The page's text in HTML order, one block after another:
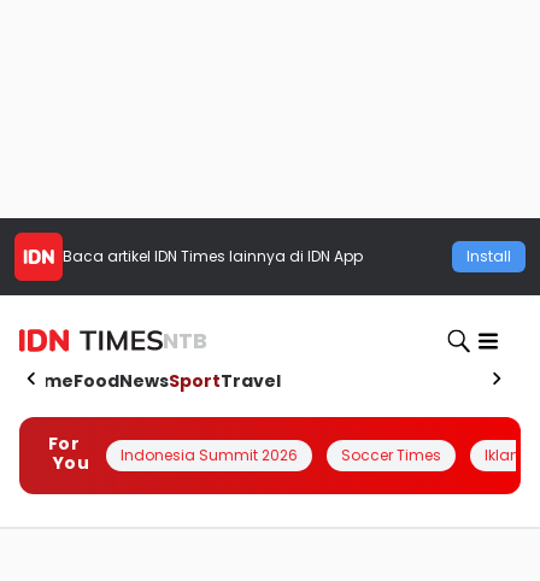
Baca artikel IDN Times lainnya di IDN App Install
NTB
HomeFoodNewsSportTravel
For
You
Indonesia Summit 2026 Soccer Times Iklanin